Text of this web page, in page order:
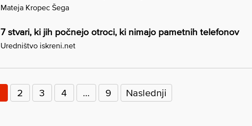
Mateja Kropec Šega
7 stvari, ki jih počnejo otroci, ki nimajo pametnih telefonov
Uredništvo iskreni.net
2 3 4 … 9 Naslednji